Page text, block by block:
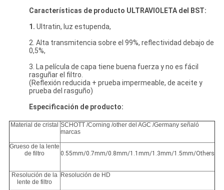
Características de producto ULTRAVIOLETA del BST:
1. Ultratin, luz estupenda,
2. Alta transmitencia sobre el 99%, reflectividad debajo de
0,5%,
3. La película de capa tiene buena fuerza y no es fácil
rasguñar el filtro.
(Reflexión reducida + prueba impermeable, de aceite y
prueba del rasguño)
Especificación de producto:
Material de cristal SCHOTT /Corning /other del AGC /Germany señaló
marcas
Grueso de la lente
de filtro
0.55mm/0.7mm/0.8mm/1.1mm/1.3mm/1.5mm/Others
Resolución de la
lente de filtro
Resolución de HD